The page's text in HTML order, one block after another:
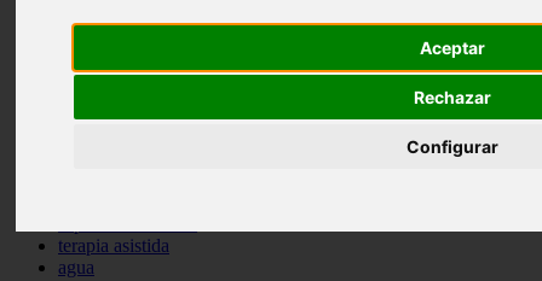
Aceptar
Rechazar
Configurar
snacks
iberzoo propet
estanques
terapia asistida
agua